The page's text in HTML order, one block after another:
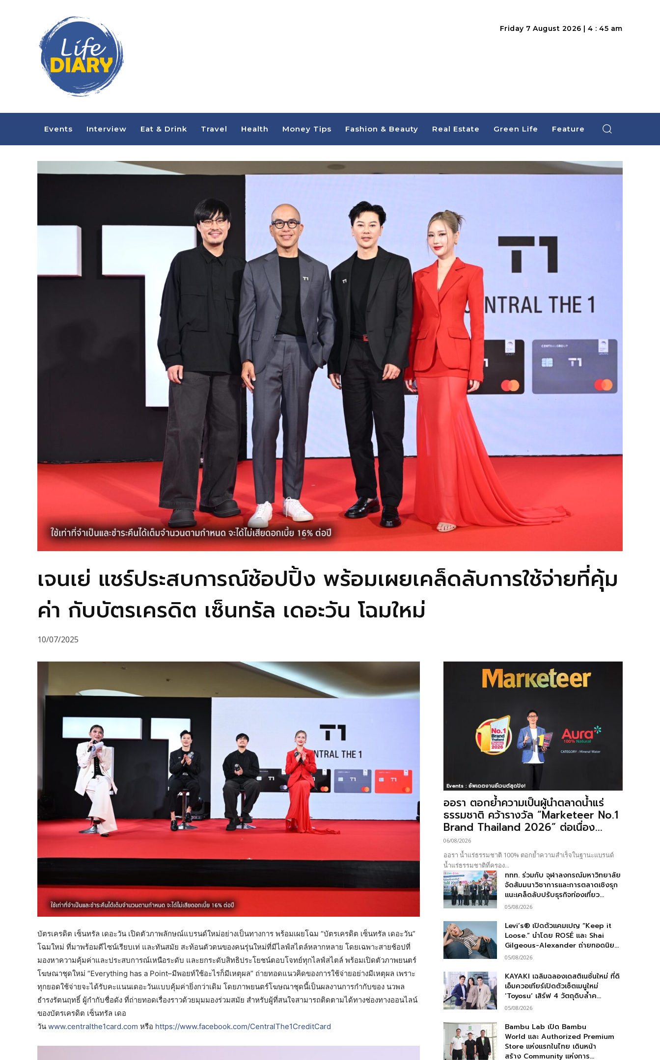
Friday 7 August 2026 | 4 : 45 am
Events Interview Eat & Drink Travel Health Money Tips Fashion & Beauty Real Estate Green Life Feature
เจนเย่ แชร์ประสบการณ์ช้อปปิ้ง พร้อมเผยเคล็ดลับการใช้จ่ายที่คุ้ม
ค่า กับบัตรเครดิต เซ็นทรัล เดอะวัน โฉมใหม่
10/07/2025
บัตรเครดิต เซ็นทรัล เดอะวัน เปิดตัวภาพลักษณ์แบรนด์ใหม่อย่างเป็นทางการ พร้อมเผยโฉม “บัตรเครดิต เซ็นทรัล เดอะวัน”
โฉมใหม่ ที่มาพร้อมดีไซน์เรียบเท่ และทันสมัย สะท้อนตัวตนของคนรุ่นใหม่ที่มีไลฟ์สไตล์หลากหลาย โดยเฉพาะสายช้อปที่
มองหาความคุ้มค่าและประสบการณ์เหนือระดับ และยกระดับสิทธิประโยชน์ตอบโจทย์ทุกไลฟ์สไตล์ พร้อมเปิดตัวภาพยนตร์
โฆษณาชุดใหม่ “Everything has a Point–มีพอยท์ใช้อะไรก็มีเหตุผล” ถ่ายทอดแนวคิดของการใช้จ่ายอย่างมีเหตุผล เพราะ
ทุกยอดใช้จ่ายจะได้รับคะแนนเดอะวันแบบคุ้มค่ายิ่งกว่าเดิม โดยภาพยนตร์โฆษณาชุดนี้เป็นผลงานการกำกับของ นวพล
ธำรงรัตนฤทธิ์ ผู้กำกับชื่อดัง ที่ถ่ายทอดเรื่องราวด้วยมุมมองร่วมสมัย สำหรับผู้ที่สนใจสามารถติดตามได้ทางช่องทางออนไลน์
ของบัตรเครดิต เซ็นทรัล เดอ
วัน www.centralthe1card.com หรือ https://www.facebook.com/CentralThe1CreditCard
Events : อัพเดตงานอีเวนต์สุดปัง!
ออรา ตอกย้ำความเป็นผู้นำตลาดน้ำแร่
ธรรมชาติ คว้ารางวัล “Marketeer No.1
Brand Thailand 2026” ต่อเนื่อง...
06/08/2026
ออรา น้ำแร่ธรรมชาติ 100% ตอกย้ำความสำเร็จในฐานะแบรนด์
น้ำแร่ธรรมชาติที่ครอง...
ททท. ร่วมกับ จุฬาลงกรณ์มหาวิทยาลัย
จัดสัมมนาวิชาการและการตลาดเชิงรุก
แนะเคล็ดลับปรับธุรกิจท่องเที่ยว...
05/08/2026
Levi’s® เปิดตัวแคมเปญ “Keep it
Loose.” นำโดย ROSÉ และ Shai
Gilgeous-Alexander ถ่ายทอดนิย...
05/08/2026
KAYAKI เฉลิมฉลองเดสติเนชั่นใหม่ ที่ดิ
เอ็มควอเทียร์เปิดตัวเซ็ตเมนูใหม่
‘Toyosu’ เสิร์ฟ 4 วัตถุดิบล้ำค...
05/08/2026
Bambu Lab เปิด Bambu
World และ Authorized Premium
Store แห่งแรกในไทย เดินหน้า
สร้าง Community แห่งการ...